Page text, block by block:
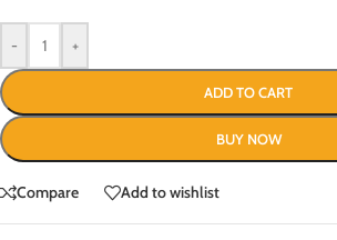
- +
ADD TO CART
BUY NOW
Compare Add to wishlist